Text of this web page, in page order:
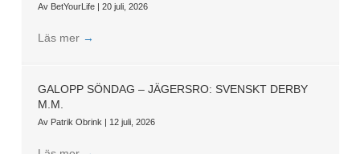
Av BetYourLife | 20 juli, 2026
Läs mer →
GALOPP SÖNDAG – JÄGERSRO: SVENSKT DERBY
M.M.
Av Patrik Obrink | 12 juli, 2026